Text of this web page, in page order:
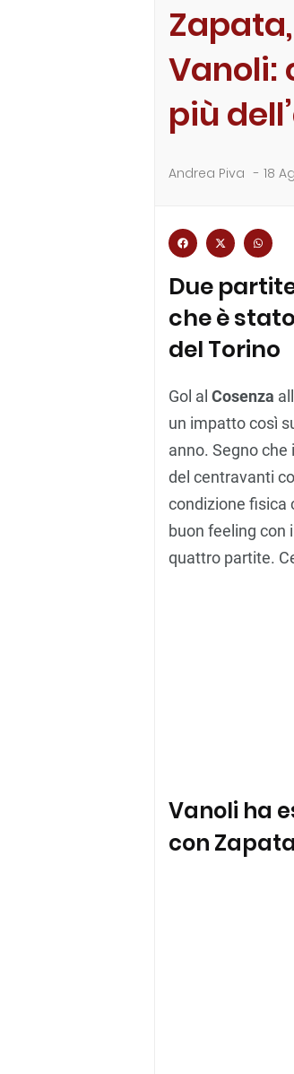
Vanoli:
più
Andrea Piva - 18
Due
che è
del Torino
Gol al Cosenza
un impatto così
anno. Segno che
del centravanti
condizione fisica
buon feeling con
quattro partite.
Vanoli ha
con Zapata